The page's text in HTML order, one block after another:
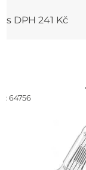
s DPH 241 Kč
64756